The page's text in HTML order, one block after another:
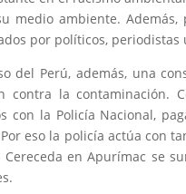
medio ambiente.
por políticos, periodistas
del Perú, además, una
contra la contaminación.
con la Policía Nacional,
eso la policía actúa con
en Apurímac se